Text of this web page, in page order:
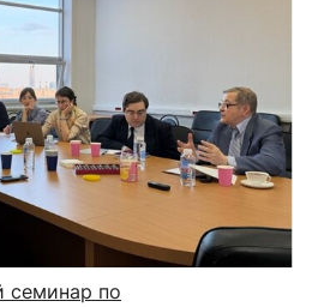
семинар по